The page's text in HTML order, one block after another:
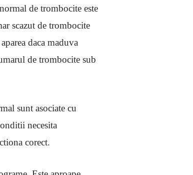
de trombocite este
scazut de trombocite
daca maduva
de trombocite sub
sunt asociate cu
necesita
corect.